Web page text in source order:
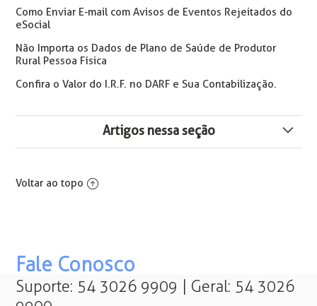
Como Enviar E-mail com Avisos de Eventos Rejeitados do
eSocial
Não Importa os Dados de Plano de Saúde de Produtor
Rural Pessoa Física
Confira o Valor do I.R.F. no DARF e Sua Contabilização.
Artigos nessa seção
Salário 5.000,00
Tabela de IRRF 2026 Lei 15.270/2026
Voltar ao topo
Fale Conosco
Suporte: 54 3026 9909 | Geral: 54 3026